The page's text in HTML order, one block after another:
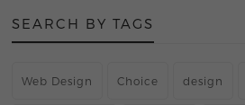
SEARCH BY TAGS
Web Design Choice design